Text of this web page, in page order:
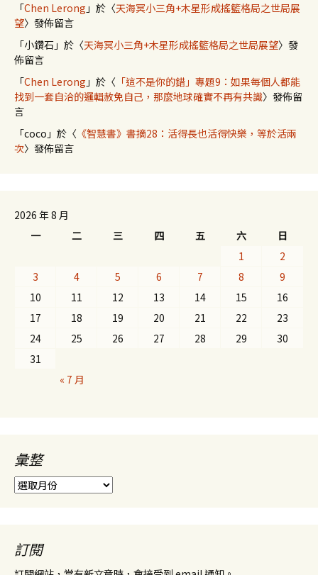
「Chen Lerong 」於〈天海冥小三角+木星形成搖籃格局之世局展
望〉發佈留言
「小鑽石 」於〈天海冥小三角+木星形成搖籃格局之世局展望〉發
佈留言
「Chen Lerong 」於〈 「這不是你的錯」專題9：如果每個人都能
找到一套自洽的邏輯赦免自己，那麼地球確實不再有共識〉發佈留
言
「coco 」於〈 《智慧書》書摘28：活得長也活得快樂，等於活兩
次〉發佈留言
2026 年 8 月
一
二 三 四 五 六
日
1
2
3
4 5 6 7 8
9
10
11 12 13 14 15
16
17
18 19 20 21 22
23
24
25 26 27 28 29
30
31
« 7 月
彙整
彙
整
訂閱